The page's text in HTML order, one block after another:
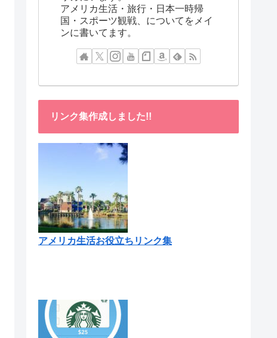
アメリカ生活・旅行・日本一時帰
国・スポーツ観戦、についてをメイ
ンに書いてます。
リンク集作成しました!!
アメリカ生活お役立ちリンク集